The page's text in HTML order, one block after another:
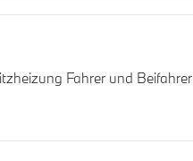
Fahrer und Beifahrer